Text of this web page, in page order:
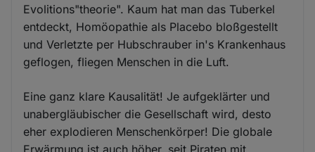
Evolitions"theorie". Kaum hat man das Tuberkel
entdeckt, Homöopathie als Placebo bloßgestellt
und Verletzte per Hubschrauber in's Krankenhaus
geflogen, fliegen Menschen in die Luft.
Eine ganz klare Kausalität! Je aufgeklärter und
unabergläubischer die Gesellschaft wird, desto
eher explodieren Menschenkörper! Die globale